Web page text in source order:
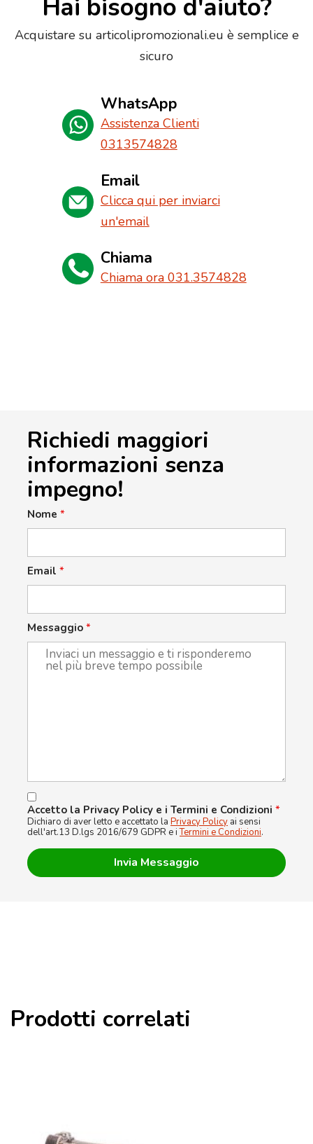
Hai bisogno d'aiuto?
Acquistare su articolipromozionali.eu è semplice e
sicuro
WhatsApp
Assistenza Clienti
0313574828
Email
Clicca qui per inviarci
un'email
Chiama
Chiama ora 031.3574828
Richiedi maggiori
informazioni senza
impegno!
Nome *
Email *
Messaggio *
Accetto la Privacy Policy e i Termini e Condizioni *
Dichiaro di aver letto e accettato la Privacy Policy ai sensi
dell'art.13 D.lgs 2016/679 GDPR e iTermini e Condizioni.
Prodotti correlati